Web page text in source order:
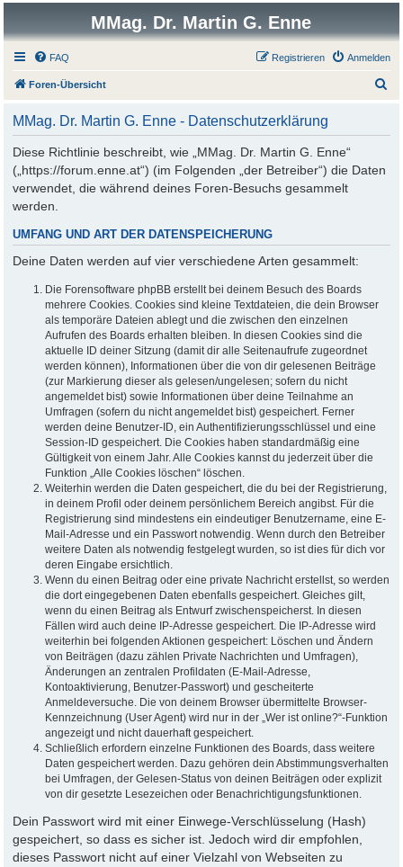
MMag. Dr. Martin G. Enne
FAQ Anmelden
Registrieren
Foren-Übersicht
MMag. Dr. Martin G. Enne - Datenschutzerklärung
Diese Richtlinie beschreibt, wie „MMag. Dr. Martin G. Enne“
(„https://forum.enne.at“) (im Folgenden „der Betreiber“) die Daten
verwendet, die während deines Foren-Besuchs gesammelt
werden.
UMFANG UND ART DER DATENSPEICHERUNG
Deine Daten werden auf vier verschiedene Arten gesammelt:
Die Forensoftware phpBB erstellt bei deinem Besuch des Boards
mehrere Cookies. Cookies sind kleine Textdateien, die dein Browser
als temporäre Dateien ablegt und die zwischen den einzelnen
Aufrufen des Boards erhalten bleiben. In diesen Cookies sind die
aktuelle ID deiner Sitzung (damit dir alle Seitenaufrufe zugeordnet
werden können), Informationen über die von dir gelesenen Beiträge
(zur Markierung dieser als gelesen/ungelesen; sofern du nicht
angemeldet bist) sowie Informationen über deine Teilnahme an
Umfragen (sofern du nicht angemeldet bist) gespeichert. Ferner
werden deine Benutzer-ID, ein Authentifizierungsschlüssel und eine
Session-ID gespeichert. Die Cookies haben standardmäßig eine
Gültigkeit von einem Jahr. Alle Cookies kannst du jederzeit über die
Funktion „Alle Cookies löschen“ löschen.
Weiterhin werden die Daten gespeichert, die du bei der Registrierung,
in deinem Profil oder deinem persönlichem Bereich angibst. Für die
Registrierung sind mindestens ein eindeutiger Benutzername, eine E-
Mail-Adresse und ein Passwort notwendig. Wenn durch den Betreiber
weitere Daten als notwendig festgelegt wurden, so ist dies für dich vor
deren Eingabe ersichtlich.
Wenn du einen Beitrag oder eine private Nachricht erstellst, so werden
die dort eingegebenen Daten ebenfalls gespeichert. Gleiches gilt,
wenn du einen Beitrag als Entwurf zwischenspeicherst. In diesen
Fällen wird auch deine IP-Adresse gespeichert. Die IP-Adresse wird
weiterhin bei folgenden Aktionen gespeichert: Löschen und Ändern
von Beiträgen (dazu zählen Private Nachrichten und Umfragen),
Änderungen an zentralen Profildaten (E-Mail-Adresse,
Kontoaktivierung, Benutzer-Passwort) und gescheiterte
Anmeldeversuche. Die von deinem Browser übermittelte Browser-
Kennzeichnung (User Agent) wird nur in der „Wer ist online?“-Funktion
angezeigt und nicht dauerhaft gespeichert.
Schließlich erfordern einzelne Funktionen des Boards, dass weitere
Daten gespeichert werden. Dazu gehören dein Abstimmungsverhalten
bei Umfragen, der Gelesen-Status von deinen Beiträgen oder explizit
von dir gesetzte Lesezeichen oder Benachrichtigungsfunktionen.
Dein Passwort wird mit einer Einwege-Verschlüsselung (Hash)
gespeichert, so dass es sicher ist. Jedoch wird dir empfohlen,
dieses Passwort nicht auf einer Vielzahl von Webseiten zu